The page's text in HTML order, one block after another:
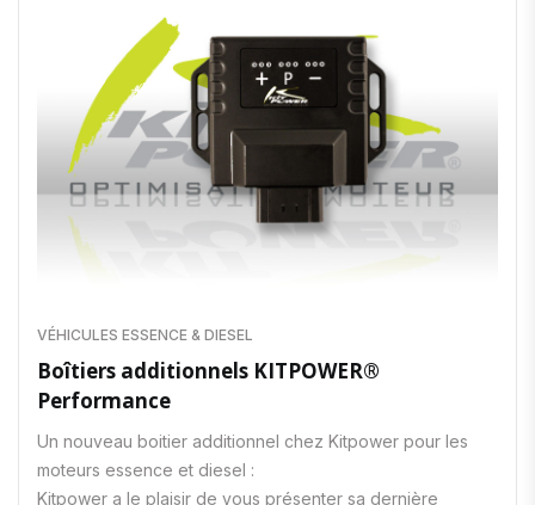
VÉHICULES ESSENCE & DIESEL
Boîtiers additionnels KITPOWER®
Performance
Un nouveau boitier additionnel chez Kitpower pour les
moteurs essence et diesel :
Kitpower a le plaisir de vous présenter sa dernière